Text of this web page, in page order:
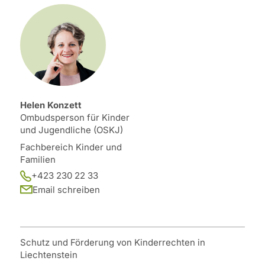
Helen Konzett
Ombudsperson für Kinder
und Jugendliche (OSKJ)
Fachbereich Kinder und
Familien
+423 230 22 33
Email schreiben
Schutz und Förderung von Kinderrechten in
Liechtenstein